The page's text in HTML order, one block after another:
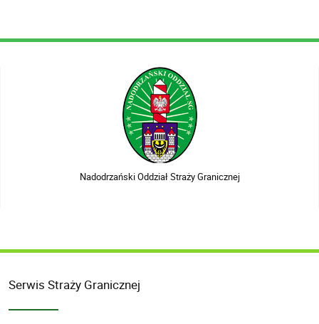
Nadodrzański Oddział Straży Granicznej
Serwis Straży Granicznej